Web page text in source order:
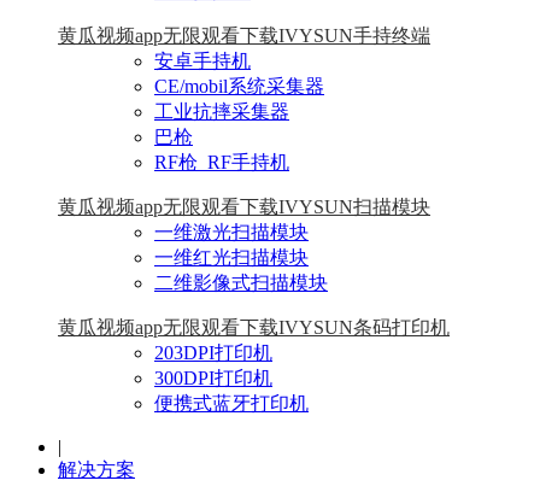
黄瓜视频app无限观看下载IVYSUN手持终端
安卓手持机
CE/mobil系统采集器
工业抗摔采集器
巴枪
RF枪_RF手持机
黄瓜视频app无限观看下载IVYSUN扫描模块
一维激光扫描模块
一维红光扫描模块
二维影像式扫描模块
黄瓜视频app无限观看下载IVYSUN条码打印机
203DPI打印机
300DPI打印机
便携式蓝牙打印机
|
解决方案